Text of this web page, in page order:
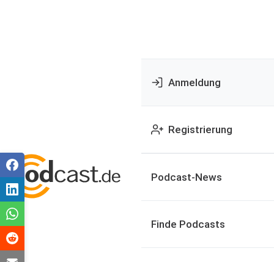
Anmeldung
Registrierung
Podcast-News
Finde Podcasts